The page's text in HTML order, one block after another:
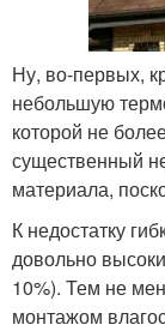
Ну, во-первых,
небольшую
которой не
существенный
материала,
К недостатку
довольно
10%). Тем не
монтажом